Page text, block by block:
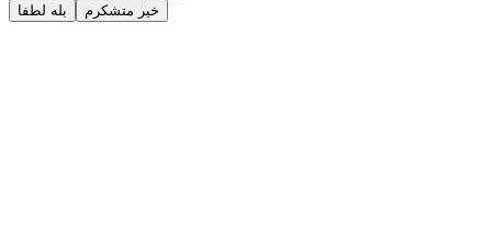
بله لطفا خیر متشکرم